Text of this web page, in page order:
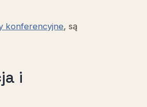
konferencyjne, są
i